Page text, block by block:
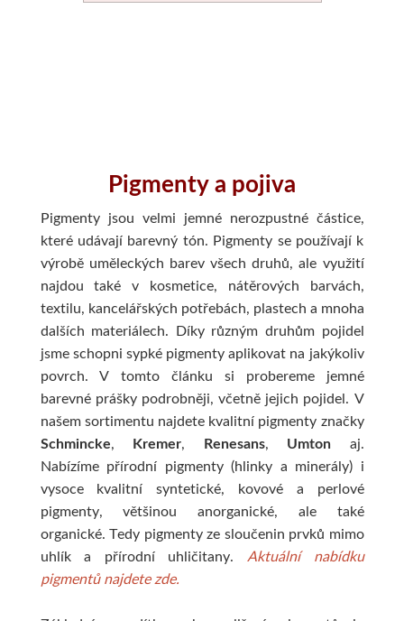
Pigmenty a pojiva
Pigmenty jsou velmi jemné nerozpustné částice,
které udávají barevný tón. Pigmenty se používají k
výrobě uměleckých barev všech druhů, ale využití
najdou také v kosmetice, nátěrových barvách,
textilu, kancelářských potřebách, plastech a mnoha
dalších materiálech. Díky různým druhům pojidel
jsme schopni sypké pigmenty aplikovat na jakýkoliv
povrch. V tomto článku si probereme jemné
barevné prášky podrobněji, včetně jejich pojidel. V
našem sortimentu najdete kvalitní pigmenty značky
Schmincke, Kremer, Renesans, Umton aj.
Nabízíme přírodní pigmenty (hlinky a minerály) i
vysoce kvalitní syntetické, kovové a perlové
pigmenty, většinou anorganické, ale také
organické. Tedy pigmenty ze sloučenin prvků mimo
uhlík a přírodní uhličitany. Aktuální nabídku
pigmentů najdete zde.